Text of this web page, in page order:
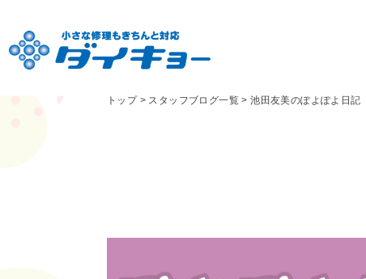
トップ> スタッフブログ一覧 >池田友美のぽよぽよ日記